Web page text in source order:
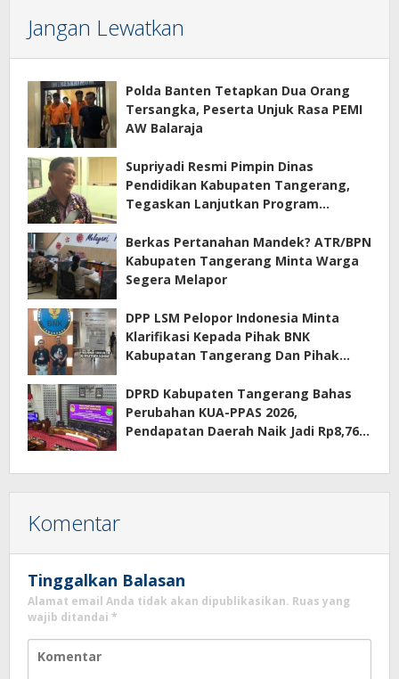
Jangan Lewatkan
Polda Banten Tetapkan Dua Orang
Tersangka, Peserta Unjuk Rasa PEMI
AW Balaraja
Supriyadi Resmi Pimpin Dinas
Pendidikan Kabupaten Tangerang,
Tegaskan Lanjutkan Program
Berkas Pertanahan Mandek? ATR/BPN
Kabupaten Tangerang Minta Warga
Segera Melapor
DPP LSM Pelopor Indonesia Minta
Klarifikasi Kepada Pihak BNK
Kabupatan Tangerang Dan Pihak
Terkait Sewa Kamar Per Jam
DPRD Kabupaten Tangerang Bahas
Perubahan KUA-PPAS 2026,
Pendapatan Daerah Naik Jadi Rp8,76
Komentar
Tinggalkan Balasan
Alamat email Anda tidak akan dipublikasikan. Ruas yang
wajib ditandai *